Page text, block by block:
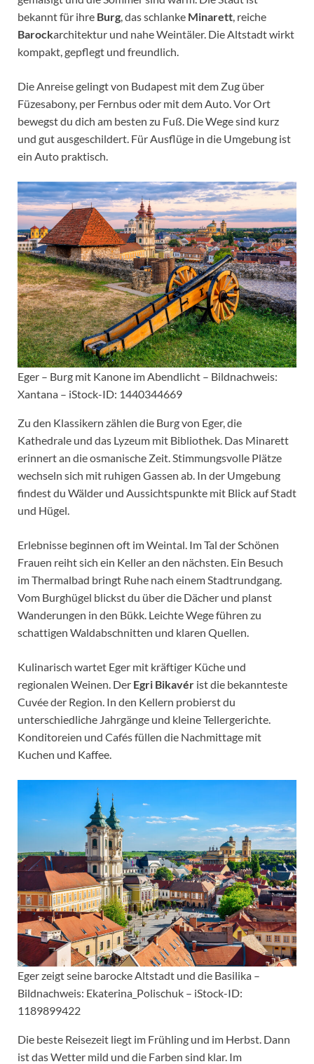
bekannt für ihre Burg , das schlanke Minarett , reiche
Barockarchitektur und nahe Weintäler. Die Altstadt wirkt
kompakt, gepflegt und freundlich.
Die Anreise gelingt von Budapest mit dem Zug über
Füzesabony, per Fernbus oder mit dem Auto. Vor Ort
bewegst du dich am besten zu Fuß. Die Wege sind kurz
und gut ausgeschildert. Für Ausflüge in die Umgebung ist
ein Auto praktisch.
Eger – Burg mit Kanone im Abendlicht – Bildnachweis:
Xantana – iStock-ID: 1440344669
Zu den Klassikern zählen die Burg von Eger, die
Kathedrale und das Lyzeum mit Bibliothek. Das Minarett
erinnert an die osmanische Zeit. Stimmungsvolle Plätze
wechseln sich mit ruhigen Gassen ab. In der Umgebung
findest du Wälder und Aussichtspunkte mit Blick auf Stadt
und Hügel.
Erlebnisse beginnen oft im Weintal. Im Tal der Schönen
Frauen reiht sich ein Keller an den nächsten. Ein Besuch
im Thermalbad bringt Ruhe nach einem Stadtrundgang.
Vom Burghügel blickst du über die Dächer und planst
Wanderungen in den Bükk. Leichte Wege führen zu
schattigen Waldabschnitten und klaren Quellen.
Kulinarisch wartet Eger mit kräftiger Küche und
regionalen Weinen. Der Egri Bikavér ist die bekannteste
Cuvée der Region. In den Kellern probierst du
unterschiedliche Jahrgänge und kleine Tellergerichte.
Konditoreien und Cafés füllen die Nachmittage mit
Kuchen und Kaffee.
Eger zeigt seine barocke Altstadt und die Basilika –
Bildnachweis: Ekaterina_Polischuk – iStock-ID:
1189899422
Die beste Reisezeit liegt im Frühling und im Herbst. Dann
ist das Wetter mild und die Farben sind klar. Im